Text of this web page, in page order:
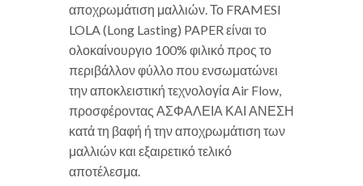
αποχρωμάτιση μαλλιών. Το FRAMESI
LOLA (Long Lasting) PAPER είναι το
ολοκαίνουργιο 100% φιλικό προς το
περιβάλλον φύλλο που ενσωματώνει
την αποκλειστική τεχνολογία Air Flow,
προσφέροντας ΑΣΦΑΛΕΙΑ ΚΑΙ ΑΝΕΣΗ
κατά τη βαφή ή την αποχρωμάτιση των
μαλλιών και εξαιρετικό τελικό
αποτέλεσμα.